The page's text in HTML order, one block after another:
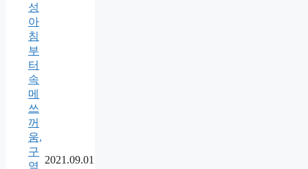
성
아
침
부
터
속
메
쓰
꺼
움,
구
역
2021.09.01